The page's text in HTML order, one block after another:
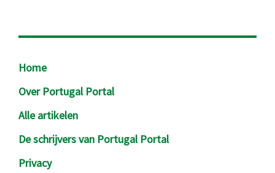
Footer
Home
Over Portugal Portal
Alle artikelen
De schrijvers van Portugal Portal
Privacy